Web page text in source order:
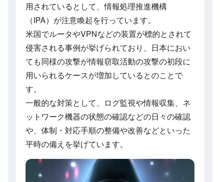
用されているとして、情報処理推進機構
（IPA）が注意喚起を行っています。
米国でルータやVPNなどの装置が標的とされて
侵害される事例が挙げられており、日本におい
ても同様の攻撃が情報窃取活動の攻撃の初段に
用いられるケースが増加しているとのことで
す。
一般的な対策として、ログ監視や情報収集、ネ
ットワーク機器の状態の確認などの日々の確認
や、体制・対応手順の整備や改善などといった
平時の備えを挙げています。